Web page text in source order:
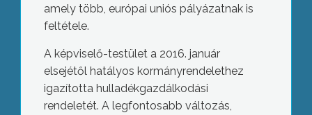
amely több, európai uniós pályázatnak is
feltétele.
A képviselő-testület a 2016. január
elsejétől hatályos kormányrendelethez
igazította hulladékgazdálkodási
rendeletét. A legfontosabb változás,